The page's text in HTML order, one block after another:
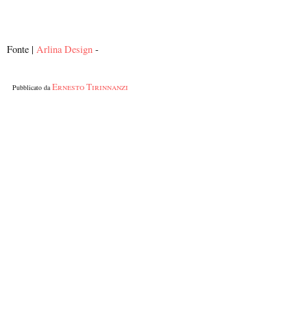
Fonte | Arlina Design -
Pubblicato da Ernesto Tirinnanzi